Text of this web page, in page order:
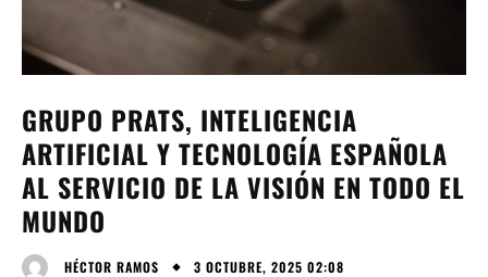
GRUPO PRATS, INTELIGENCIA
ARTIFICIAL Y TECNOLOGÍA ESPAÑOLA
AL SERVICIO DE LA VISIÓN EN TODO EL
MUNDO
HÉCTOR RAMOS 3 OCTUBRE, 2025 02:08